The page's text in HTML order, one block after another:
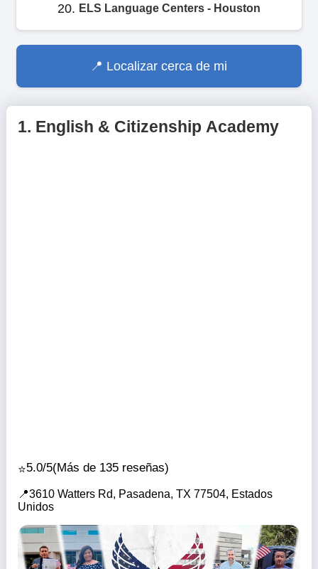
20. ELS Language Centers - Houston
Localizar cerca de mi
1. English & Citizenship Academy
5.0/5(Más de 135 reseñas)
3610 Watters Rd, Pasadena, TX 77504, Estados
Unidos